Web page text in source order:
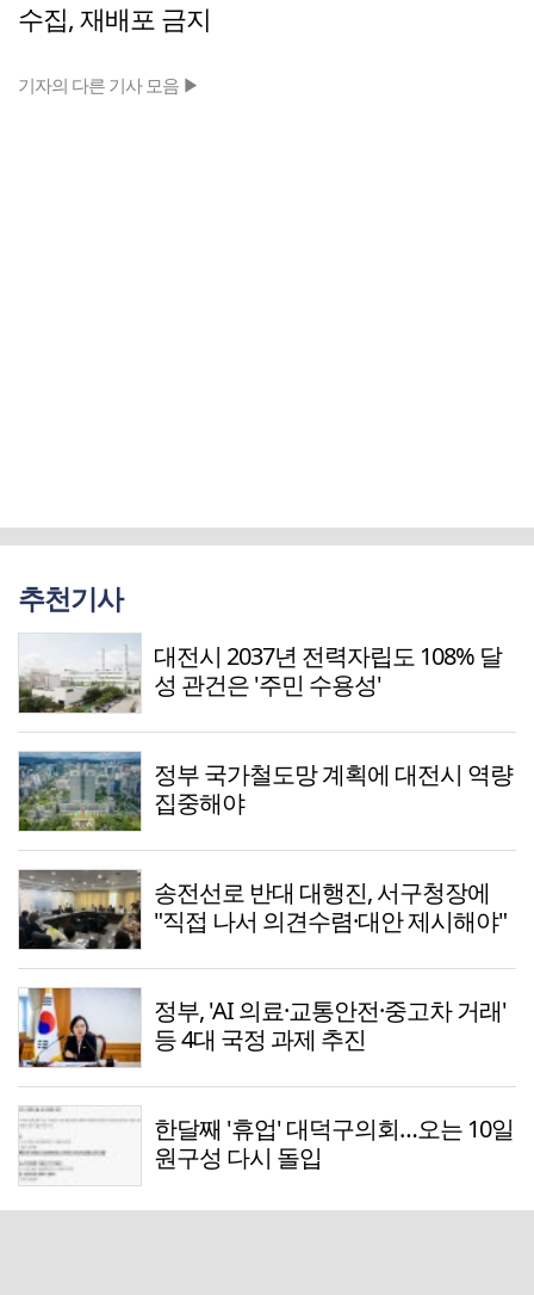
수집, 재배포 금지
기자의 다른 기사 모음 ▶
추천기사
대전시 2037년 전력자립도 108% 달
성 관건은 '주민 수용성'
정부 국가철도망 계획에 대전시 역량
집중해야
송전선로 반대 대행진, 서구청장에
"직접 나서 의견수렴·대안 제시해야"
정부, 'AI 의료·교통안전·중고차 거래'
등 4대 국정 과제 추진
한달째 '휴업' 대덕구의회…오는 10일
원구성 다시 돌입